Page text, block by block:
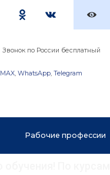
Звонок по России бесплатный
MAX, WhatsApp, Telegram
Рабочие профессии